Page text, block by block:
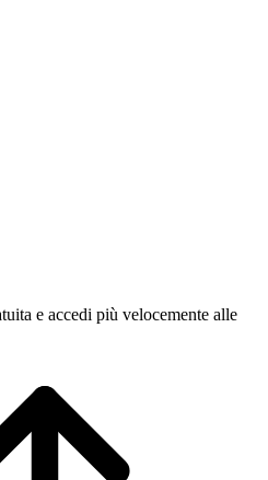
e accedi più velocemente alle